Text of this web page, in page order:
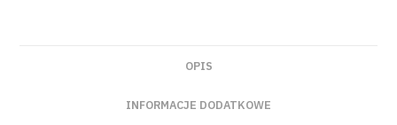
OPIS
INFORMACJE DODATKOWE